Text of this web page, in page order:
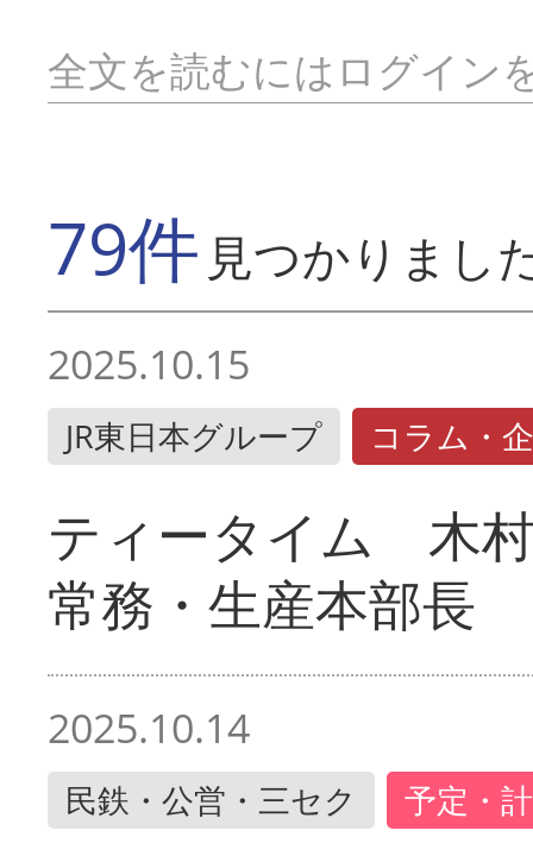
全文を読むにはログイン
79件 見つかりまし
2025.10.15
JR東日本グループ コラム・
ティータイム 木
常務・生産本部長
2025.10.14
民鉄・公営・三セク 予定・